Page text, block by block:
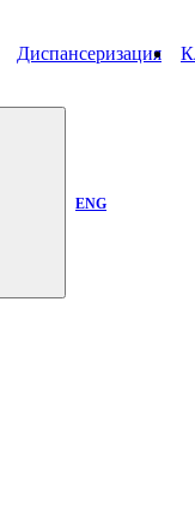
Диспансеризация
ENG